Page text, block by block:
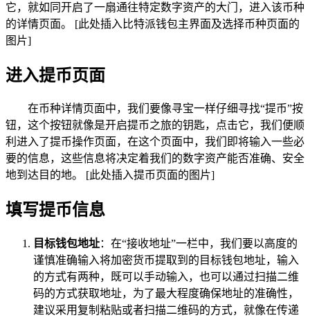
它，就如同开启了一扇通往特定数字资产的大门，进入该币种
的详情页面。 [此处插入比特派钱包主界面及选择币种页面的
图片]
进入提币页面
在币种详情页面中，我们要像寻宝一样仔细寻找“提币”按
钮，这个按钮就像是开启提币之旅的钥匙，点击它，我们便顺
利进入了提币操作页面，在这个页面中，我们即将输入一些必
要的信息，这些信息将决定着我们的数字资产能否准确、安全
地到达目的地。 [此处插入提币页面的图片]
填写提币信息
目标钱包地址：在“接收地址”一栏中，我们要以高度的
谨慎准确输入将加密货币提取到的目标钱包地址，输入
的方式有两种，既可以手动输入，也可以通过扫描二维
码的方式获取地址，为了最大程度确保地址的准确性，
建议采用复制粘贴或者扫描二维码的方式，就像在传递